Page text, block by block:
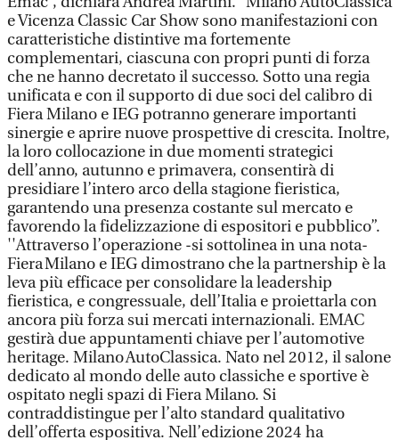
e Vicenza Classic Car Show sono manifestazioni con
caratteristiche distintive ma fortemente
complementari, ciascuna con propri punti di forza
che ne hanno decretato il successo. Sotto una regia
unificata e con il supporto di due soci del calibro di
Fiera Milano e IEG potranno generare importanti
sinergie e aprire nuove prospettive di crescita. Inoltre,
la loro collocazione in due momenti strategici
dell’anno, autunno e primavera, consentirà di
presidiare l’intero arco della stagione fieristica,
garantendo una presenza costante sul mercato e
favorendo la fidelizzazione di espositori e pubblico”.
''Attraverso l’operazione -si sottolinea in una nota-
Fiera Milano e IEG dimostrano che la partnership è la
leva più efficace per consolidare la leadership
fieristica, e congressuale, dell’Italia e proiettarla con
ancora più forza sui mercati internazionali. EMAC
gestirà due appuntamenti chiave per l’automotive
heritage. Milano AutoClassica. Nato nel 2012, il salone
dedicato al mondo delle auto classiche e sportive è
ospitato negli spazi di Fiera Milano. Si
contraddistingue per l’alto standard qualitativo
dell’offerta espositiva. Nell’edizione 2024 ha